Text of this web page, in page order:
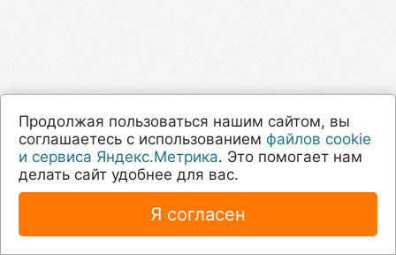
Продолжая пользоваться нашим сайтом, вы
соглашаетесь с использованием файлов cookie
и сервиса Яндекс.Метрика. Это помогает нам
делать сайт удобнее для вас.
Я согласен